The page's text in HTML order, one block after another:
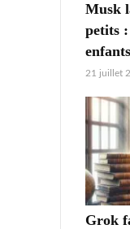
Musk
petits
21 juillet
Grok